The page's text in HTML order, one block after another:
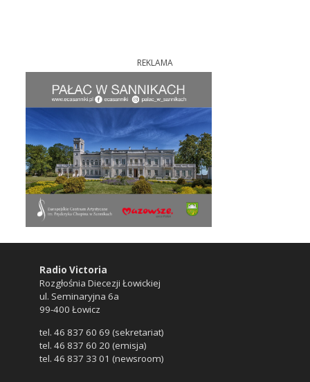
REKLAMA
Radio Victoria
Rozgłośnia Diecezji Łowickiej
ul. Seminaryjna 6a
99-400 Łowicz
tel. 46 837 60 69 (sekretariat)
tel. 46 837 60 20 (emisja)
tel. 46 837 33 01 (newsroom)